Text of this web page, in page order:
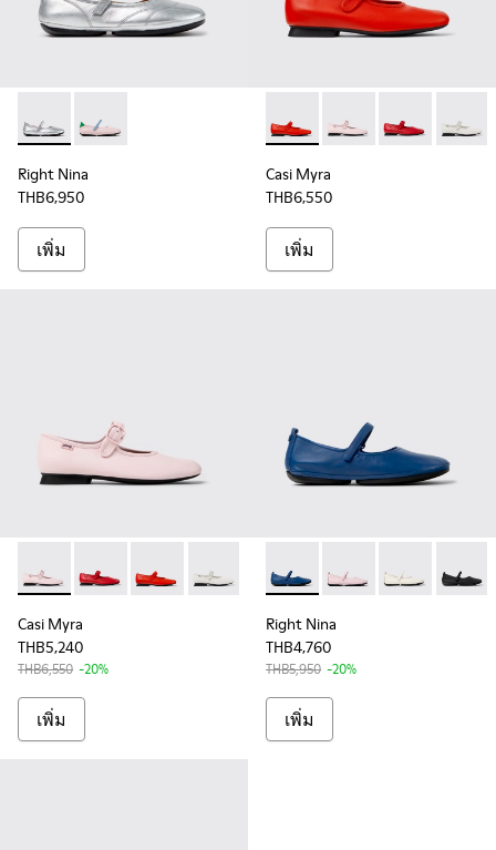
Right Nina - K201968-006 - รองเท้าบัลเลริน่าหนังสีเทาสําห
Right Nina - K201968-003 - รองเท้าบัลเลริน่าหนังห
Right Nina
THB6,950
เพิ่ม
Casi Myra - K201629-003 -
Casi Myra -Casi Myra -
Casi
Casi Myra
THB6,550
เพิ่ม
Casi Myra - K201629-015 - รองเท้าบัลเลริน่าหนังสีชมพูสําหรั
Casi Myra - K201629-014
Casi Myra - K201629-003 - Red Leather
Casi Myra - K201629-002 - รองเท้าบั
Casi Myra
THB5,240
THB6,550 -20%
เพิ่ม
Right Nina - K201365-033
Right Nina -Right Nina -
Right
Right Nina
THB4,760
THB5,950 -20%
เพิ่ม